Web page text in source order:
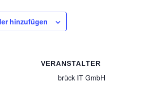
hinzufügen
VERANSTALTER
brück IT GmbH